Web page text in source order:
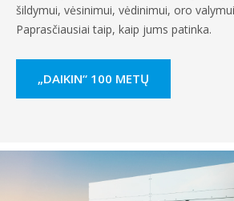
šildymui, vėsinimui, vėdinimui, oro
Paprasčiausiai taip, kaip jums patinka.
„DAIKIN“ 100 METŲ